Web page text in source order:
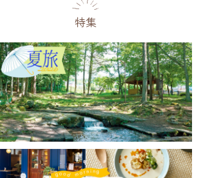
跡 温泉・スパ その他施設 ごはん
特集